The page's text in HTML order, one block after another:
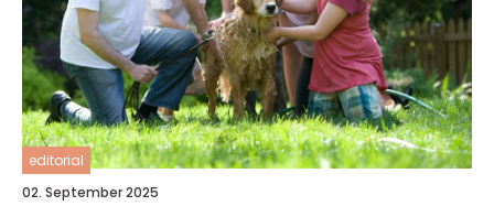
editorial
02. September 2025